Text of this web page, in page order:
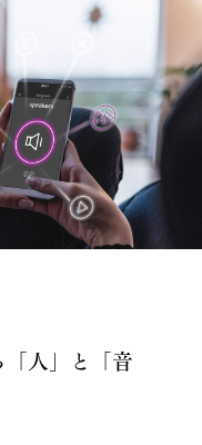
人」と「音